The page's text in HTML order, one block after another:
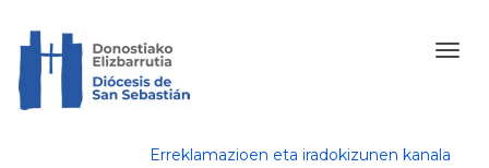
Erreklamazioen eta iradokizunen kanala